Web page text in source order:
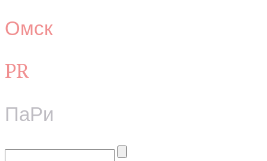
Омск
PR
ПаРи